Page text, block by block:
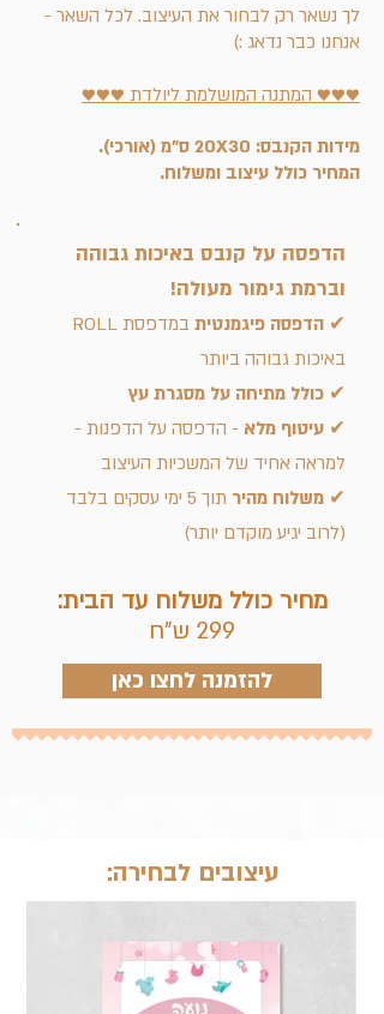
לך נשאר רק לבחור את העיצוב. לכל השאר -
אנחנו כבר נדאג :)
♥♥♥ המתנה המושלמת ליולדת ♥♥♥
מידות הקנבס: 20X30 ס"מ (אורכי).
המחיר כולל עיצוב ומשלוח.
הדפסה על קנבס באיכות גבוהה
וברמת גימור מעולה!
✔ הדפסה פיגמנטית
במדפסת ROLL
באיכות גבוהה ביותר
✔ כולל מתיחה על מסגרת עץ
✔ עיטוף מלא - הדפסה על הדפנות -
למראה אחיד של המשכיות העיצוב
✔ משלוח מהיר
תוך 5 ימי עסקים בלבד
(לרוב יגיע מוקדם יותר)
מחיר כולל משלוח עד הבית:
299 ש"ח
להזמנה לחצו כאן
עיצובים לבחירה: